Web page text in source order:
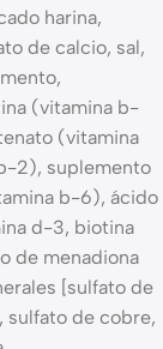
harina,
de calcio, sal,
(vitamina b-
(vitamina
2), suplemento
b-6), ácido
d-3, biotina
de menadiona
[sulfato de
sulfato de cobre,